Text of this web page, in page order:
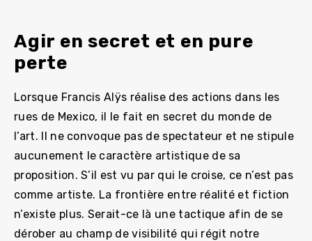
Agir en secret et en pure
perte
Lorsque Francis Alÿs réalise des actions dans les
rues de Mexico, il le fait en secret du monde de
l’art. Il ne convoque pas de spectateur et ne stipule
aucunement le caractère artistique de sa
proposition. S’il est vu par qui le croise, ce n’est pas
comme artiste. La frontière entre réalité et fiction
n’existe plus. Serait-ce là une tactique afin de se
dérober au champ de visibilité qui régit notre